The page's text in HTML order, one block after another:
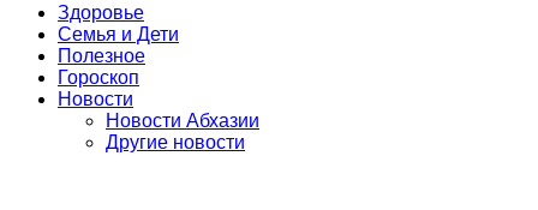
Здоровье
Семья и Дети
Полезное
Гороскоп
Новости
Новости Абхазии
Другие новости